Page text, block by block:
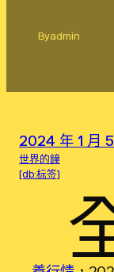
Byadmin
2024 年 1 月
世界的鐘
[db:标签]